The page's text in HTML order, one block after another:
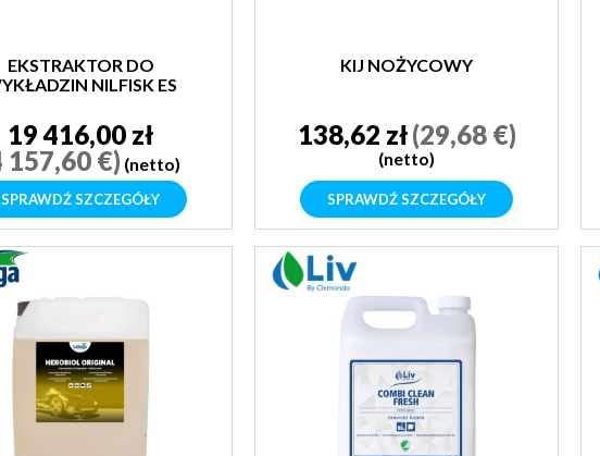
EKSTRAKTOR DO
NILFISK ES
19 416,00 zł
157,60 €) (netto)
SPRAWDŹ SZCZEGÓŁY
KIJ NOŻYCOWY
138,62 zł(29,68 €)
(netto)
SPRAWDŹ SZCZEGÓŁY